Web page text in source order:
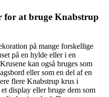
for at bruge Knabstrup
på mange forskellige
på en hylde eller i en
kan også bruges som
eller som en del af en
flere Knabstrup krus i
display eller bruge dem som